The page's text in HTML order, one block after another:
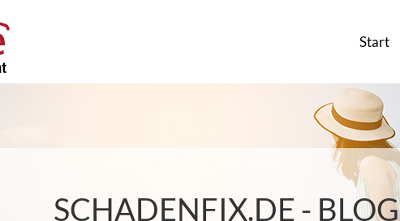
Start
SCHADENFIX.DE - BLOG